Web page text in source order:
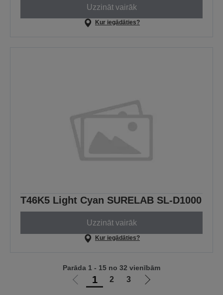
Uzzināt vairāk
Kur iegādāties?
T46K5 Light Cyan SURELAB SL-D1000
Uzzināt vairāk
Kur iegādāties?
Iet
1 2 3
Iet
Parāda 1 - 15 no 32 vienībām